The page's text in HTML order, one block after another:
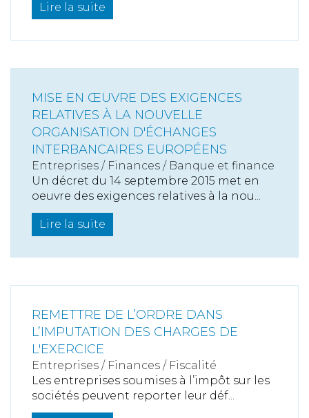
Lire la suite
MISE EN ŒUVRE DES EXIGENCES
RELATIVES À LA NOUVELLE
ORGANISATION D'ÉCHANGES
INTERBANCAIRES EUROPÉENS
Entreprises / Finances / Banque et finance
Un décret du 14 septembre 2015 met en
oeuvre des exigences relatives à la nou...
Lire la suite
REMETTRE DE L’ORDRE DANS
L’IMPUTATION DES CHARGES DE
L'EXERCICE
Entreprises / Finances / Fiscalité
Les entreprises soumises à l’impôt sur les
sociétés peuvent reporter leur déf...